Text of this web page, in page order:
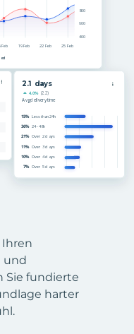
Ihren
und
Sie fundierte
harter